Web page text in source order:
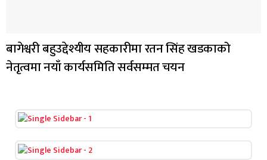
बागेश्वरी बहुउद्देश्यीय सहकारीमा रतन सिंह खडकाको
नेतृत्वमा नयाँ कार्यसमिति सर्वसम्मत चयन